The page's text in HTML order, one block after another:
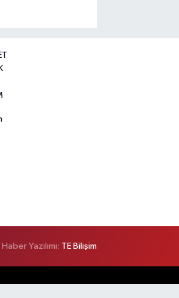
Haber Yazılımı: TE Bilişim